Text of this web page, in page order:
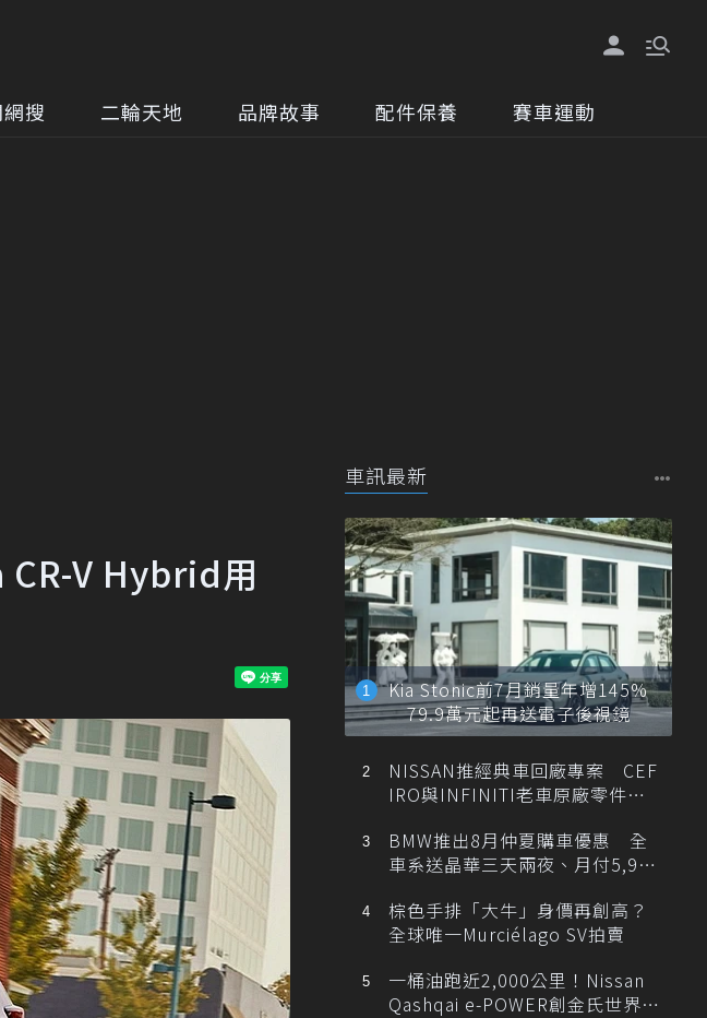
搜 二輪天地 品牌故事 配件保養 賽車運動
V Hybrid用
車訊最新
Kia Stonic前7月銷量年增145%
79.9萬元起再送電子後視鏡
NISSAN推經典車回廠專案 CEF
IRO與INFINITI老車原廠零件最
BMW推出8月仲夏購車優惠 全
車系送晶華三天兩夜、月付5,900
棕色手排「大牛」身價再創高？
全球唯一Murciélago SV拍賣
一桶油跑近2,000公里！Nissan
Qashqai e-POWER創金氏世界紀